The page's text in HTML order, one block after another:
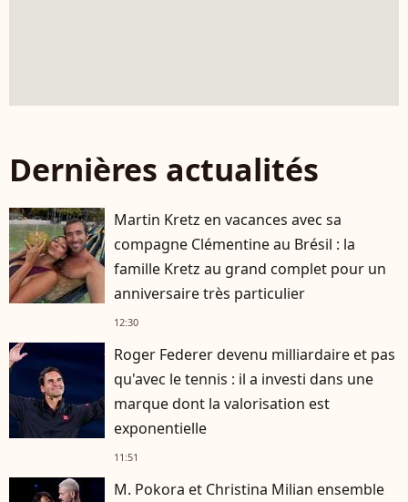
Dernières actualités
Martin Kretz en vacances avec sa
compagne Clémentine au Brésil : la
famille Kretz au grand complet pour un
anniversaire très particulier
12:30
Roger Federer devenu milliardaire et pas
qu'avec le tennis : il a investi dans une
marque dont la valorisation est
exponentielle
11:51
M. Pokora et Christina Milian ensemble